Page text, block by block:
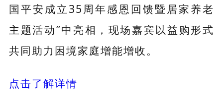
国平安成立35周年感恩回馈暨居家养老
主题活动”中亮相，现场嘉宾以益购形式
共同助力困境家庭增能增收。
点击了解详情